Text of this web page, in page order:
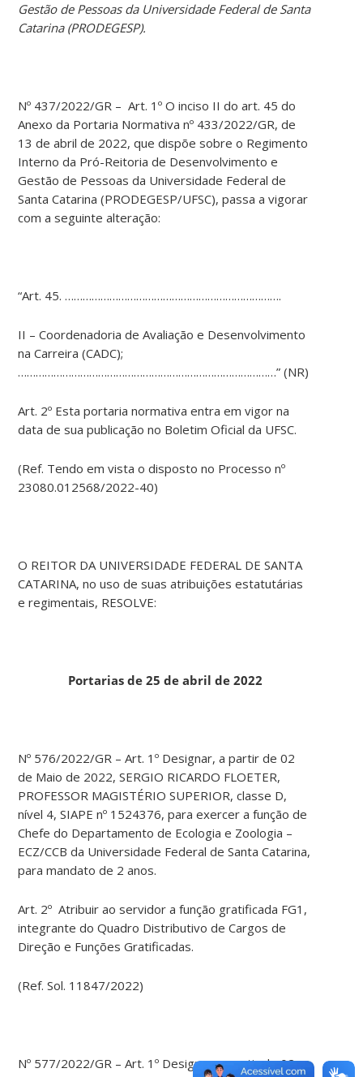
Gestão de Pessoas da Universidade Federal de Santa
Catarina (PRODEGESP).
Nº 437/2022/GR – Art. 1º O inciso II do art. 45 do
Anexo da Portaria Normativa nº 433/2022/GR, de
13 de abril de 2022, que dispõe sobre o Regimento
Interno da Pró-Reitoria de Desenvolvimento e
Gestão de Pessoas da Universidade Federal de
Santa Catarina (PRODEGESP/UFSC), passa a vigorar
com a seguinte alteração:
“Art. 45. ……………………………………………………………….
II – Coordenadoria de Avaliação e Desenvolvimento
na Carreira (CADC);
……………………………………………………………………………” (NR)
Art. 2º Esta portaria normativa entra em vigor na
data de sua publicação no Boletim Oficial da UFSC.
(Ref. Tendo em vista o disposto no Processo nº
23080.012568/2022-40)
O REITOR DA UNIVERSIDADE FEDERAL DE SANTA
CATARINA, no uso de suas atribuições estatutárias
e regimentais, RESOLVE:
Portarias de 25 de abril de 2022
Nº 576/2022/GR – Art. 1º Designar, a partir de 02
de Maio de 2022, SERGIO RICARDO FLOETER,
PROFESSOR MAGISTÉRIO SUPERIOR, classe D,
nível 4, SIAPE nº 1524376, para exercer a função de
Chefe do Departamento de Ecologia e Zoologia –
ECZ/CCB da Universidade Federal de Santa Catarina,
para mandato de 2 anos.
Art. 2º Atribuir ao servidor a função gratificada FG1,
integrante do Quadro Distributivo de Cargos de
Direção e Funções Gratificadas.
(Ref. Sol. 11847/2022)
Nº 577/2022/GR – Art. 1º Designar, a partir de 02